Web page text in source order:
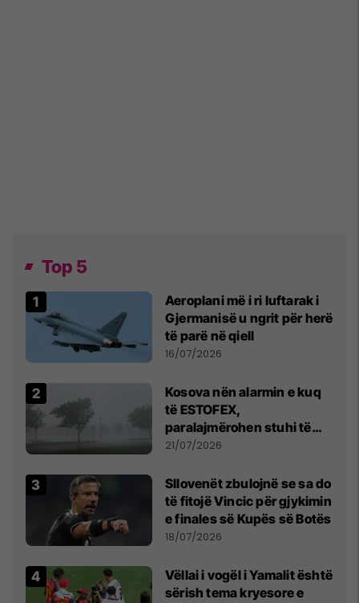
Top 5
Aeroplani më i ri luftarak i
Gjermanisë u ngrit për herë
të parë në qiell
16/07/2026
Kosova nën alarmin e kuq
të ESTOFEX,
paralajmërohen stuhi të
fuqishme me breshër dhe
21/07/2026
Sllovenët zbulojnë se sa do
të fitojë Vincic për gjykimin
e finales së Kupës së Botës
18/07/2026
Vëllai i vogël i Yamalit është
sërish tema kryesore e